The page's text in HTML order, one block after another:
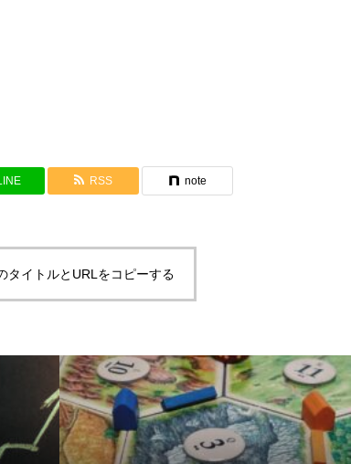
RSS note
タイトルとURLをコピーする